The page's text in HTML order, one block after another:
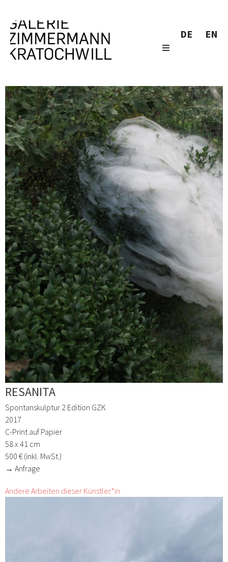
DE EN
RESANITA
Spontanskulptur 2 Edition GZK
2017
C-Print auf Papier
58 x 41 cm
500 € (inkl. MwSt.)
→ Anfrage
Andere Arbeiten dieser Künstler*in